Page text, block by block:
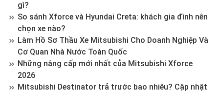
gì?
So sánh Xforce và Hyundai Creta: khách gia đình nên
chọn xe nào?
Làm Hồ Sơ Thầu Xe Mitsubishi Cho Doanh Nghiệp Và
Cơ Quan Nhà Nước Toàn Quốc
Những nâng cấp mới nhất của Mitsubishi Xforce
2026
Mitsubishi Destinator trả trước bao nhiêu? Cập nhật